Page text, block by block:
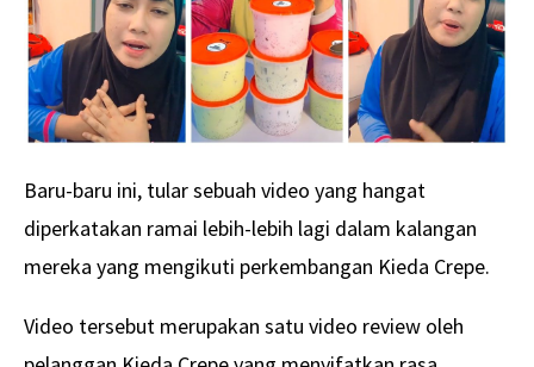
Baru-baru ini, tular sebuah video yang hangat
diperkatakan ramai lebih-lebih lagi dalam kalangan
mereka yang mengikuti perkembangan Kieda Crepe.
Video tersebut merupakan satu video review oleh